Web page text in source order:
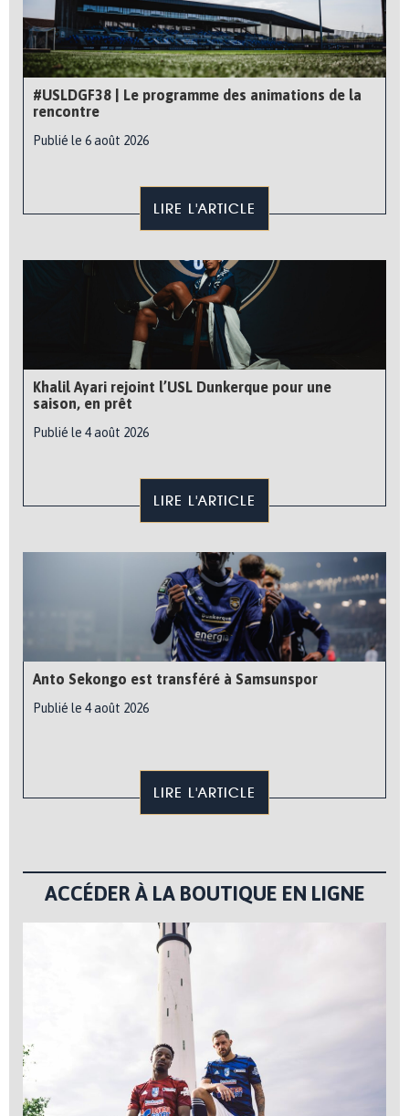
#USLDGF38 | Le programme des animations de la
rencontre
Publié le 6 août 2026
LIRE L'ARTICLE
Khalil Ayari rejoint l’USL Dunkerque pour une
saison, en prêt
Publié le 4 août 2026
LIRE L'ARTICLE
Anto Sekongo est transféré à Samsunspor
Publié le 4 août 2026
LIRE L'ARTICLE
ACCÉDER À LA BOUTIQUE EN LIGNE